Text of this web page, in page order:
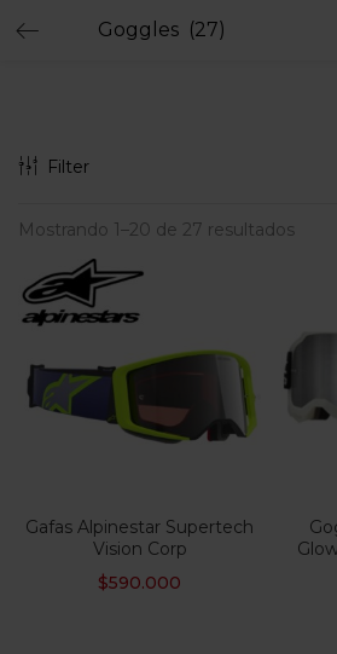
Precio:
Filter
Mostrando 1–20 de 27 resultados
Gafas Alpinestar Supertech
Vision Corp
$590.000
LOGIN
Remember me
Lost password?